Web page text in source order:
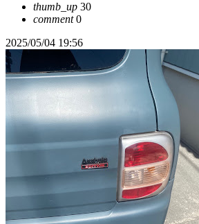
thumb_up 30
comment0
2025/05/04 19:56